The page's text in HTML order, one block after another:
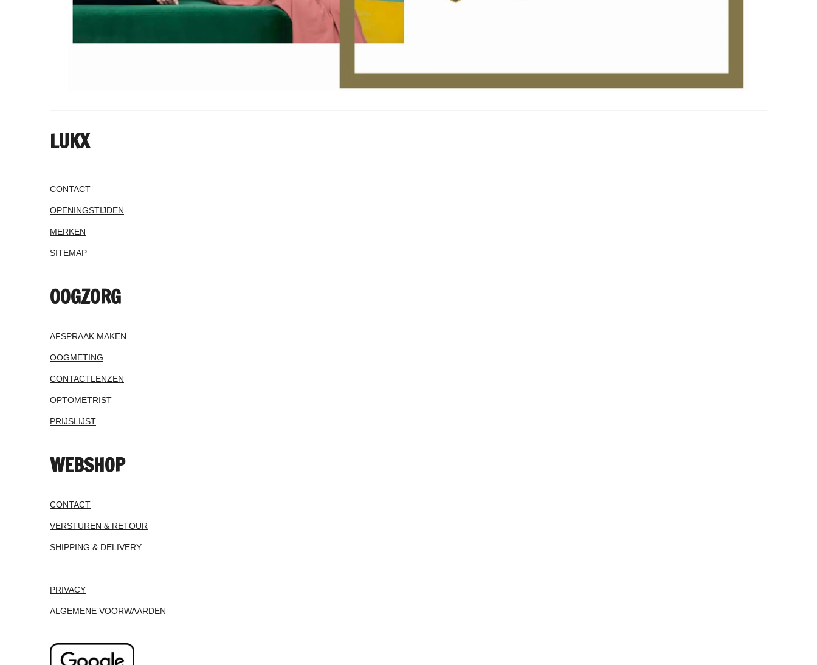
LUKX
CONTACT
OPENINGSTIJDEN
MERKEN
SITEMAP
OOGZORG
AFSPRAAK MAKEN
OOGMETING
CONTACTLENZEN
OPTOMETRIST
PRIJSLIJST
WEBSHOP
CONTACT
VERSTUREN & RETOUR
SHIPPING & DELIVERY
PRIVACY
ALGEMENE VOORWAARDEN